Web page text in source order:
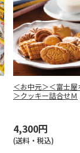
＜お中元＞＜富士屋
＞クッキー詰合せＭ
4,300円
(送料・税込)